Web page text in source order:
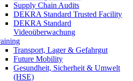
Supply Chain Audits
DEKRA Standard Trusted Facility
DEKRA Standard
Videoüberwachung
Transport, Lager & Gefahrgut
Future Mobility
Gesundheit, Sicherheit & Umwelt
(HSE)